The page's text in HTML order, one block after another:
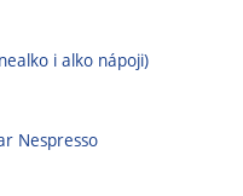
i alko nápoji)
Nespresso